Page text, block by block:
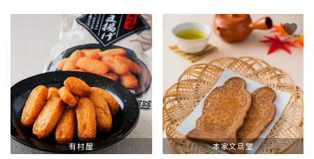
有村屋
favorite
本家文旦堂
favorite